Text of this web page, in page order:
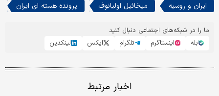
ایران و روسیه میخائیل اولیانوف پرونده هسته ای ایران
ما را در شبکه‌های اجتماعی دنبال کنید
بله
اینستاگرم تلگرام ایکس لینکدین
اخبار مرتبط